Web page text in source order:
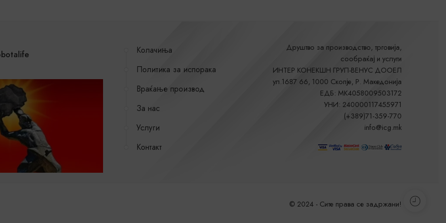
Колачиња
Политика за испорака
Враќање производ
За нас
Услуги
Контакт
Друштво за производство, трговија,
сообраќај и услуги
ИНТЕР КОНЕКШН ГРУП-ВЕНУС ДООЕЛ
ул.1687 66, 1000 Скопје, Р. Македонија
ЕДБ: MK4058009503172
УНИ: 240000117455971
(+389)71-359-770
info@icg.mk
© 2024 - Сите права се задржани!